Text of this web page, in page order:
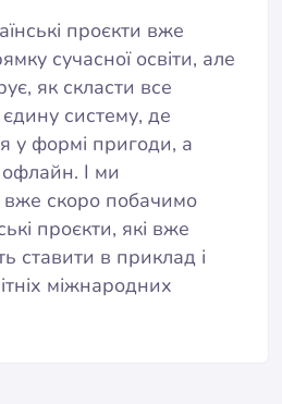
проєкти вже
сучасної освіти, але
як скласти все
систему, де
у формі пригоди, а
І ми
вже скоро побачимо
проєкти, які вже
ставити в приклад і
міжнародних